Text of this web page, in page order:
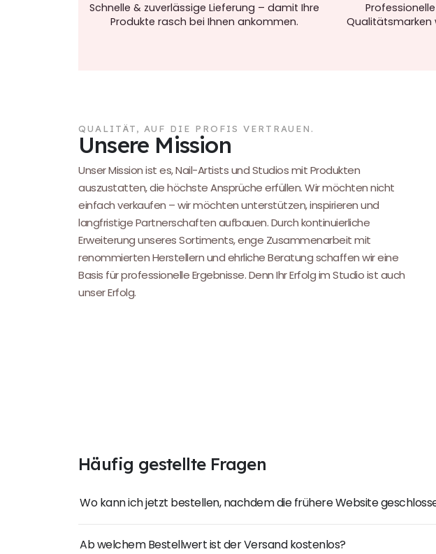
Schnelle & zuverlässige Lieferung – damit Ihre
Produkte rasch bei Ihnen ankommen.
Qualitätsmarken
QUALITÄT, AUF DIE PROFIS VERTRAUEN.
Unsere Mission
Unser Mission ist es, Nail-Artists und Studios mit Produkten
auszustatten, die höchste Ansprüche erfüllen. Wir möchten nicht
einfach verkaufen – wir möchten unterstützen, inspirieren und
langfristige Partnerschaften aufbauen. Durch kontinuierliche
Erweiterung unseres Sortiments, enge Zusammenarbeit mit
renommierten Herstellern und ehrliche Beratung schaffen wir eine
Basis für professionelle Ergebnisse. Denn Ihr Erfolg im Studio ist auch
unser Erfolg.
Häufig gestellte Fragen
Wo kann ich jetzt bestellen, nachdem die frühere Website
Ab welchem Bestellwert ist der Versand kostenlos?